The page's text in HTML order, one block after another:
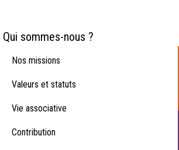
Qui sommes-nous ?
Nos missions
Valeurs et statuts
Vie associative
Contribution